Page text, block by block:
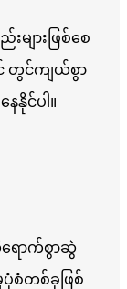
များဖြစ်စေ
တွင်ကျယ်စွာ
နိုင်ပါ။
ောက်စွာဆွဲ
စံတစ်ခုဖြစ်